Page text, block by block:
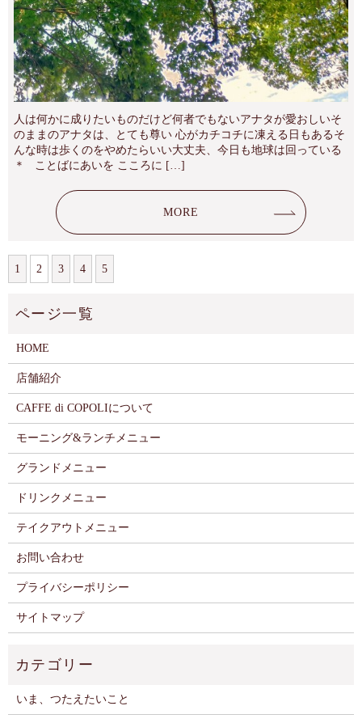
人は何かに成りたいものだけど何者でもないアナタが愛おしいそ
のままのアナタは、とても尊い 心がカチコチに凍える日もあるそ
んな時は歩くのをやめたらいい大丈夫、今日も地球は回っている
＊ ことばにあいを こころに […]
MORE
1 2 3 4 5
HOME
店舗紹介
CAFFE di COPOLIについて
モーニング&ランチメニュー
グランドメニュー
ドリンクメニュー
テイクアウトメニュー
お問い合わせ
プライバシーポリシー
サイトマップ
いま、つたえたいこと